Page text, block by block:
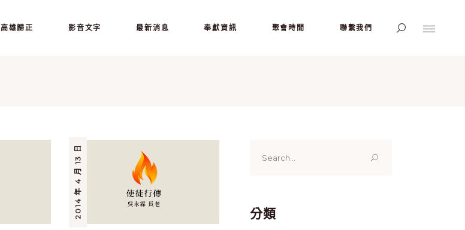
高雄歸正 影音文字 最新消息 奉獻資訊 聚會時間 聯繫我們
2014 年 4 月 13 日
for:
分類